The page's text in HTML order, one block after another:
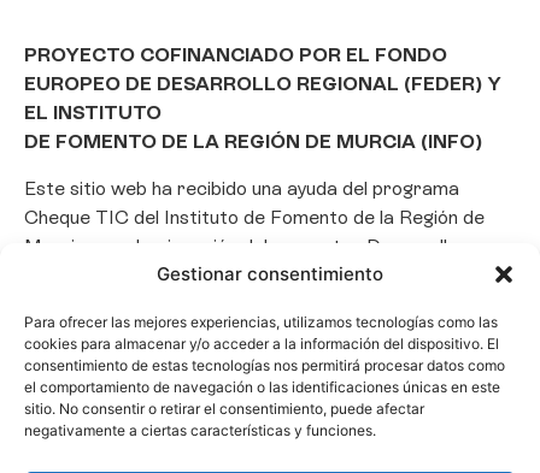
Gestionar consentimiento
Para ofrecer las mejores experiencias, utilizamos tecnologías como las
cookies para almacenar y/o acceder a la información del dispositivo. El
consentimiento de estas tecnologías nos permitirá procesar datos como
el comportamiento de navegación o las identificaciones únicas en este
sitio. No consentir o retirar el consentimiento, puede afectar
negativamente a ciertas características y funciones.
PROYECTO COFINANCIADO POR EL FONDO
EUROPEO DE DESARROLLO REGIONAL (FEDER) Y
EL INSTITUTO
DE FOMENTO DE LA REGIÓN DE MURCIA (INFO)
Este sitio web ha recibido una ayuda del programa
Cheque TIC del Instituto de Fomento de la Región de
Murcia para la ejecución del proyecto «Desarrollo e
implantación de un Chatbot de Inteligencia Artificial
promover la transformación digital, la automatización
de consultas y la optimización de la gestión de clientes
en el ámbito empresarial.